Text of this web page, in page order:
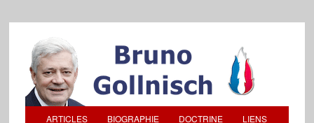
ARTICLES BIOGRAPHIE DOCTRINE LIENS